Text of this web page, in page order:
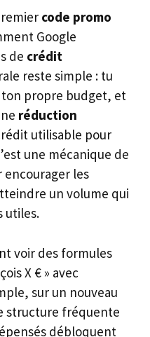
code promo
Google
de crédit
reste simple : tu
propre budget, et
réduction
utilisable pour
une mécanique de
encourager les
un volume qui
utiles.
voir des formules
X € » avec
sur un nouveau
structure fréquente
débloquent